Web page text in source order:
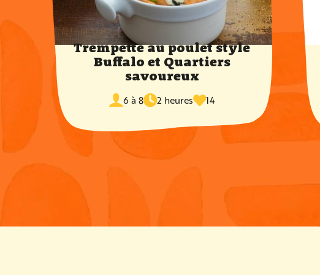
Trempette au poulet style
Buffalo et Quartiers
savoureux
6 à 8
portions 2 heures
de
14
fois
favoris